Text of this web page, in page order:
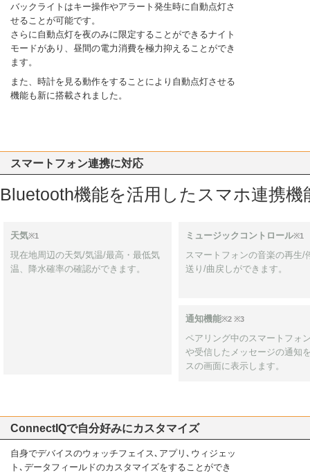
バックライトはキー操作やアラート発生時に自動点灯さ
せることが可能です。
さらに自動点灯を夜のみに限定することができるナイト
モードがあり、昼間の電力消費を極力抑えることができ
ます。
また、時計を見る動作をすることにより自動点灯させる
機能も新に搭載されました。
スマートフォン連携に対応
Bluetooth機能を活用したスマホ連携
天気※1
現在地周辺の天気/気温/最高・最低気
温、降水確率の確認ができます。
ミュージックコントロール※1
スマートフォンの音楽の再生/
送り/曲戻しができます。
通知機能※2 ※3
ペアリング中のスマートフォ
や受信したメッセージの通知
スの画面に表示します。
ConnectIQで自分好みにカスタマイズ
自身でデバイスのウォッチフェイス､アプリ､ウィジェッ
ト､データフィールドのカスタマイズをすることができ